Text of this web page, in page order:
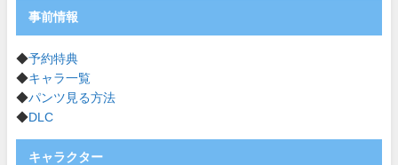
事前情報
◆予約特典
◆キャラ一覧
◆パンツ見る方法
◆DLC
キャラクター